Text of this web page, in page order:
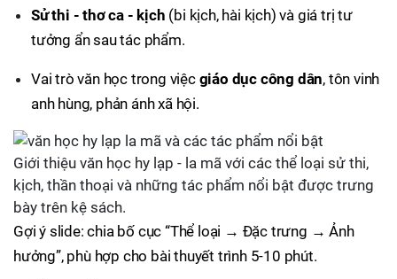
Sử thi - thơ ca - kịch (bi kịch, hài kịch) và giá trị tư
tưởng ẩn sau tác phẩm.
Vai trò văn học trong việc giáo dục công dân, tôn vinh
anh hùng, phản ánh xã hội.
Giới thiệu văn học hy lạp - la mã với các thể loại sử thi,
kịch, thần thoại và những tác phẩm nổi bật được trưng
bày trên kệ sách.
Gợi ý slide: chia bố cục “Thể loại → Đặc trưng → Ảnh
hưởng”, phù hợp cho bài thuyết trình 5-10 phút.